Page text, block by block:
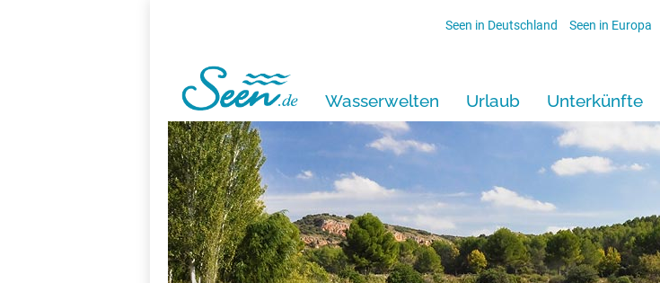
Seen in Deutschland Seen in Europa
Wasserwelten Urlaub Unterkünfte